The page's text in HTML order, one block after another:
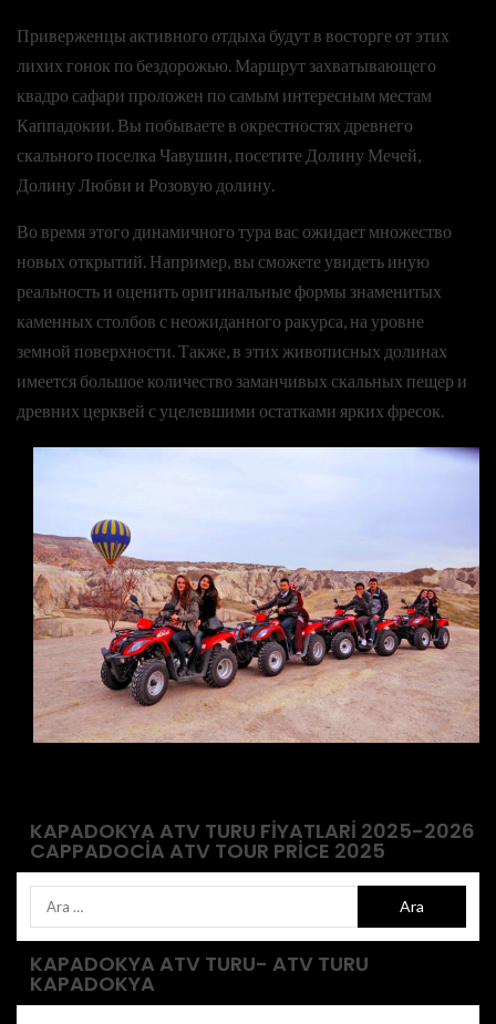
Приверженцы активного отдыха будут в восторге от этих
лихих гонок по бездорожью. Маршрут захватывающего
квадро сафари проложен по самым интересным местам
Каппадокии. Вы побываете в окрестностях древнего
скального поселка Чавушин, посетите Долину Мечей,
Долину Любви и Розовую долину.
Во время этого динамичного тура вас ожидает множество
новых открытий. Например, вы сможете увидеть иную
реальность и оценить оригинальные формы знаменитых
каменных столбов с неожиданного ракурса, на уровне
земной поверхности. Также, в этих живописных долинах
имеется большое количество заманчивых скальных пещер и
древних церквей с уцелевшими остатками ярких фресок.
KAPADOKYA ATV TURU FIYATLARI 2025-2026
CAPPADOCIA ATV TOUR PRICE 2025
KAPADOKYA ATV TURU- ATV TURU
KAPADOKYA